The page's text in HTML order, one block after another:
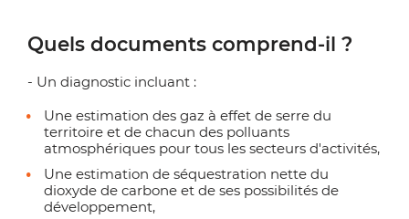
Quels documents comprend-il ?
- Un diagnostic incluant :
Une estimation des gaz à effet de serre du
territoire et de chacun des polluants
atmosphériques pour tous les secteurs d'activités,
Une estimation de séquestration nette du
dioxyde de carbone et de ses possibilités de
développement,